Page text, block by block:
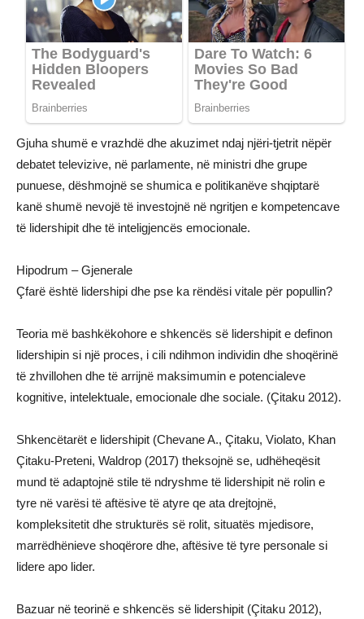
Gjuha shumë e vrazhdë dhe akuzimet ndaj njëri-tjetrit nëpër
debatet televizive, në parlamente, në ministri dhe grupe
punuese, dëshmojnë se shumica e politikanëve shqiptarë
kanë shumë nevojë të investojnë në ngritjen e kompetencave
të lidershipit dhe të inteligjencës emocionale.
Hipodrum – Gjenerale
Çfarë është lidershipi dhe pse ka rëndësi vitale për popullin?
Teoria më bashkëkohore e shkencës së lidershipit e definon
lidershipin si një proces, i cili ndihmon individin dhe shoqërinë
të zhvillohen dhe të arrijnë maksimumin e potencialeve
kognitive, intelektuale, emocionale dhe sociale. (Çitaku 2012).
Shkencëtarët e lidershipit (Chevane A., Çitaku, Violato, Khan
Çitaku-Preteni, Waldrop (2017) theksojnë se, udhëheqësit
mund të adaptojnë stile të ndryshme të lidershipit në rolin e
tyre në varësi të aftësive të atyre qe ata drejtojnë,
kompleksitetit dhe strukturës së rolit, situatës mjedisore,
marrëdhënieve shoqërore dhe, aftësive të tyre personale si
lidere apo lider.
Bazuar në teorinë e shkencës së lidershipit (Çitaku 2012),